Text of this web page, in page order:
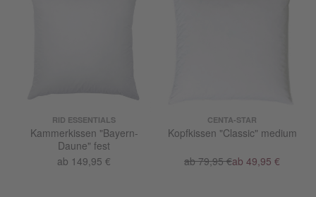
RID ESSENTIALS
Kammerkissen "Bayern-
Daune" fest
ab 149,95 €
CENTA-STAR
Kopfkissen "Classic" medium
ab 79,95 €ab 49,95 €